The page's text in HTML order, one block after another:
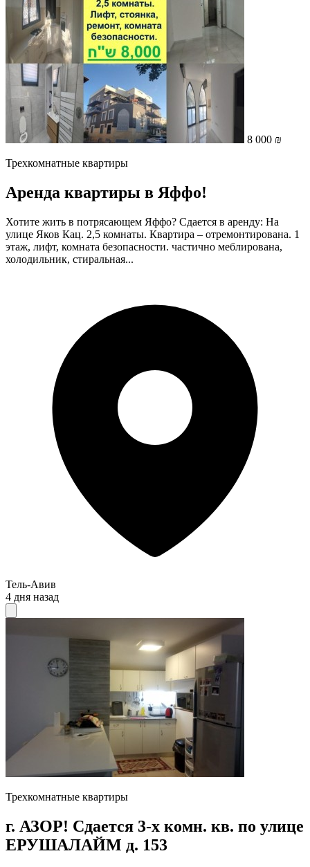
8 000 ₪
Трехкомнатные квартиры
Аренда квартиры в Яффо!
Хотите жить в потрясающем Яффо? Сдается в аренду: На
улице Яков Кац. 2,5 комнаты. Квартира – отремонтирована. 1
этаж, лифт, комната безопасности. частично меблирована,
холодильник, стиральная...
Тель-Авив
4 дня назад
Трехкомнатные квартиры
г. АЗОР! Сдается 3-х комн. кв. по улице
ЕРУШАЛАЙМ д. 153